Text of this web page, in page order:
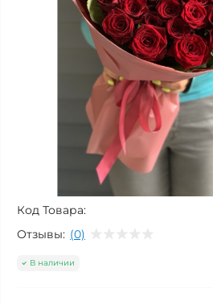
Код Товара:
Отзывы: (0)
В наличии